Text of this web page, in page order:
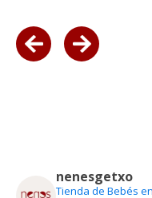
nenesgetxo
Tienda de Bebés